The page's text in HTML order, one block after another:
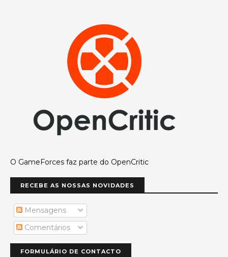
O GameForces faz parte do OpenCritic
RECEBE AS NOSSAS NOVIDADES
Mensagens
Comentários
FORMULÁRIO DE CONTACTO